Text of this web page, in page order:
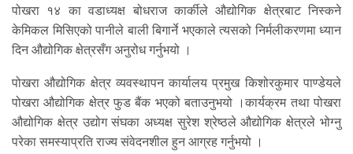
पोखरा १४ का वडाध्यक्ष बोधराज कार्कीले औद्योगिक क्षेत्रबाट निस्कने
केमिकल मिसिएको पानीले बाली बिगार्ने भएकाले त्यसको निर्मलीकरणमा ध्यान
दिन औद्योगिक क्षेत्रसँग अनुरोध गर्नुभयो ।
पोखरा औद्योगिक क्षेत्र व्यवस्थापन कार्यालय प्रमुख किशोरकुमार पाण्डेयले
पोखरा औद्योगिक क्षेत्र फुड बैंक भएको बताउनुभयो ।कार्यक्रम तथा पोखरा
औद्योगिक क्षेत्र उद्योग संघका अध्यक्ष सुरेश श्रेष्ठले औद्योगिक क्षेत्रले भोग्नु
परेका समस्याप्रति राज्य संवेदनशील हुन आग्रह गर्नुभयो ।